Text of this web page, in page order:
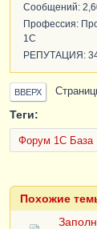
Сообщений:
Профессия:
1С
РЕПУТАЦИЯ:
ВВЕРХ
Теги:
Форум 1C База
Похожие